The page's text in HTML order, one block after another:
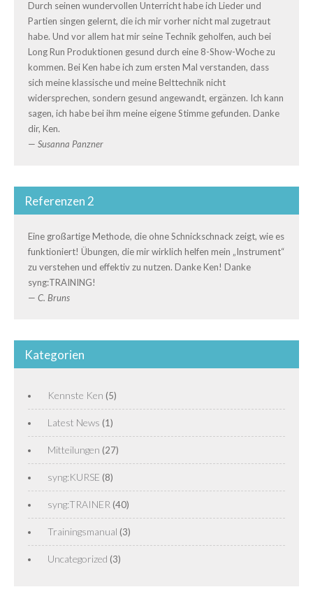
Durch seinen wundervollen Unterricht habe ich Lieder und
Partien singen gelernt, die ich mir vorher nicht mal zugetraut
habe. Und vor allem hat mir seine Technik geholfen, auch bei
Long Run Produktionen gesund durch eine 8-Show-Woche zu
kommen. Bei Ken habe ich zum ersten Mal verstanden, dass
sich meine klassische und meine Belttechnik nicht
widersprechen, sondern gesund angewandt, ergänzen. Ich kann
sagen, ich habe bei ihm meine eigene Stimme gefunden. Danke
dir, Ken.
— Susanna Panzner
Referenzen 2
Eine großartige Methode, die ohne Schnickschnack zeigt, wie es
funktioniert! Übungen, die mir wirklich helfen mein „Instrument“
zu verstehen und effektiv zu nutzen. Danke Ken! Danke
syng:TRAINING!
— C. Bruns
Kategorien
Kennste Ken (5)
Latest News (1)
Mitteilungen (27)
syng:KURSE (8)
syng:TRAINER (40)
Trainingsmanual (3)
Uncategorized (3)